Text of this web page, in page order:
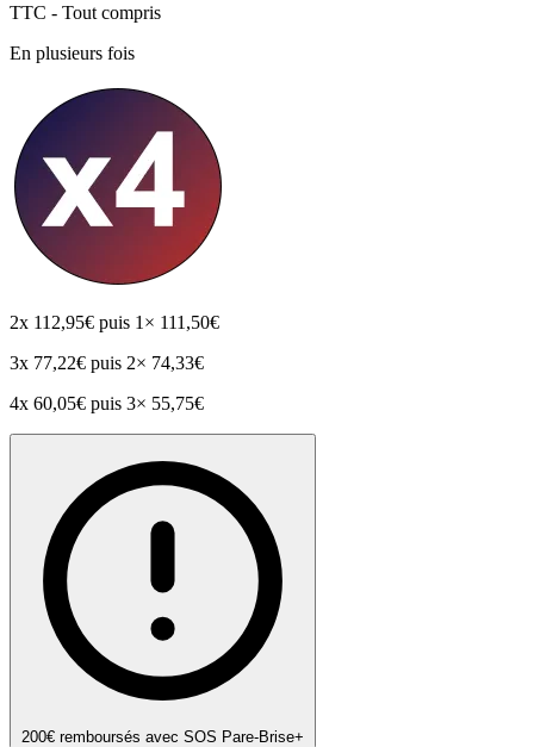
TTC - Tout compris
En plusieurs fois
2x 112,95€ puis 1× 111,50€
3x 77,22€ puis 2× 74,33€
4x 60,05€ puis 3× 55,75€
200€ remboursés avec SOS Pare-Brise+